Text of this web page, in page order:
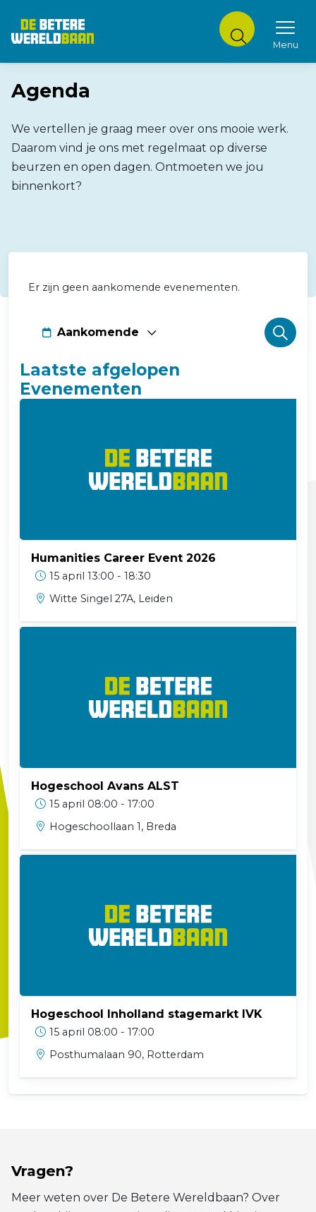
Menu
Agenda
We vertellen je graag meer over ons mooie werk.
Daarom vind je ons met regelmaat op diverse
beurzen en open dagen. Ontmoeten we jou
binnenkort?
Er zijn geen aankomende evenementen.
Aankomende
een
datum.
Laatste afgelopen
Evenementen
Humanities Career Event 2026
15 april 13:00 - 18:30
Witte Singel 27A, Leiden
Hogeschool Avans ALST
15 april 08:00 - 17:00
Hogeschoollaan 1, Breda
Hogeschool Inholland stagemarkt IVK
15 april 08:00 - 17:00
Posthumalaan 90, Rotterdam
Vragen?
Meer weten over De Betere Wereldbaan? Over